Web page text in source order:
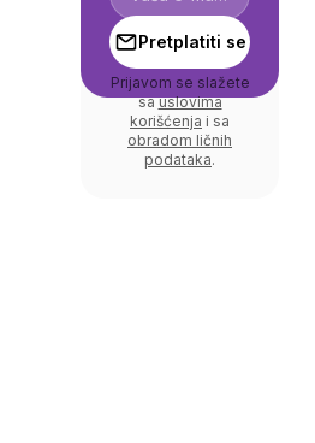
Pretplatiti se
Prijavom se slažete
sauslovima
korišćenja i sa
obradom ličnih
podataka.